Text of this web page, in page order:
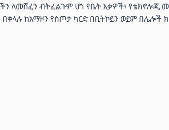
ለመሸፈን ብትፈልጉም ሆነ የቤት እቃዎች፣ የቴክኖሎጂ
በቀላሉ ከአማዞን የስጦታ ካርድ በቢትኮይን ወይም በሌሎች